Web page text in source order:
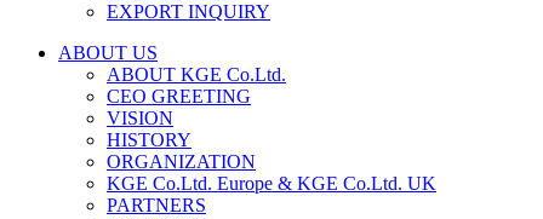
EXPORT INQUIRY
ABOUT US
ABOUT KGE Co.Ltd.
CEO GREETING
VISION
HISTORY
ORGANIZATION
KGE Co.Ltd. Europe & KGE Co.Ltd. UK
PARTNERS